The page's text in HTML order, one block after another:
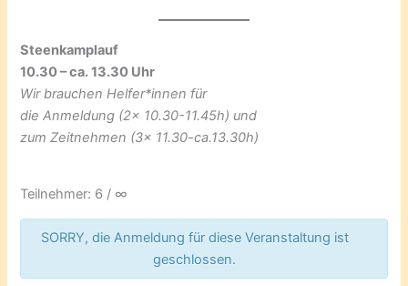
Steenkamplauf
10.30 – ca. 13.30 Uhr
Wir brauchen Helfer*innen für
die Anmeldung (2x 10.30-11.45h) und
zum Zeitnehmen (3x 11.30-ca.13.30h)
Teilnehmer: 6 / ∞
SORRY, die Anmeldung für diese Veranstaltung ist
geschlossen.